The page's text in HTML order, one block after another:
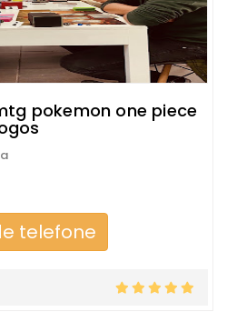
mtg pokemon one piece
telefone